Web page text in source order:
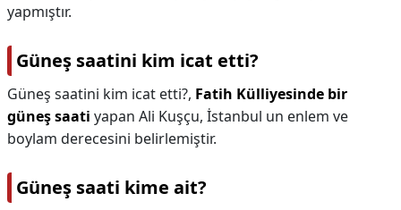
yapmıştır.
Güneş saatini kim icat etti?
Güneş saatini kim icat etti?, Fatih Külliyesinde bir
güneş saati yapan Ali Kuşçu, İstanbul un enlem ve
boylam derecesini belirlemiştir.
Güneş saati kime ait?